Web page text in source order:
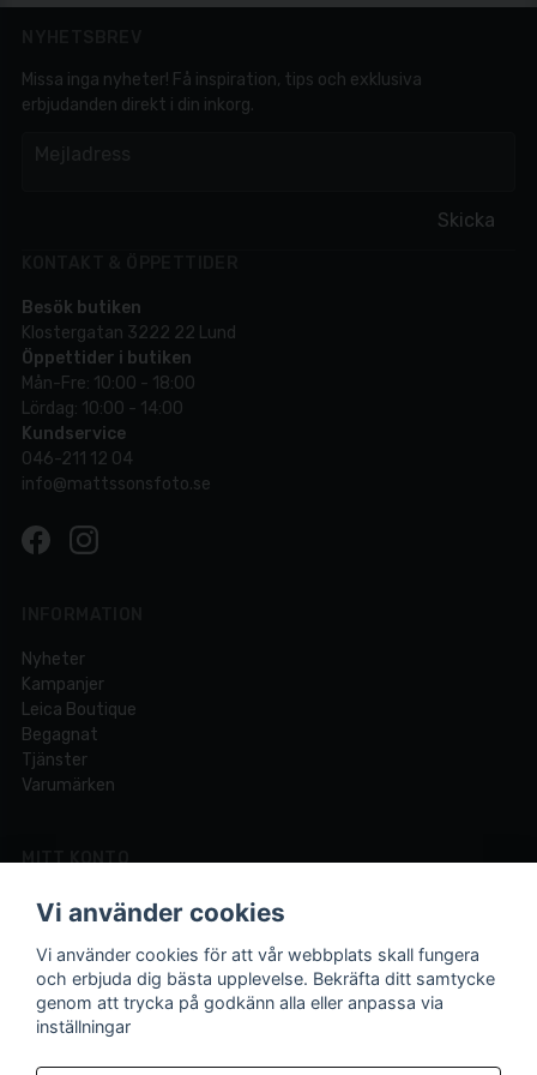
Skicka
Missa inga nyheter! Få inspiration, tips och exklusiva
erbjudanden direkt i din inkorg.
Besök butiken
Klostergatan 3222 22 Lund
Öppettider i butiken
Mån-Fre: 10:00 - 18:00
Lördag: 10:00 - 14:00
Kundservice
046-211 12 04
info@mattssonsfoto.se
Nyheter
Kampanjer
Leica Boutique
Begagnat
Tjänster
Varumärken
MITT KONTO
Logga in
Registrera dig
Glömt lösenord?
Vi använder cookies
Vi använder cookies för att vår webbplats skall fungera
och erbjuda dig bästa upplevelse. Bekräfta ditt samtycke
genom att trycka på godkänn alla eller anpassa via
inställningar